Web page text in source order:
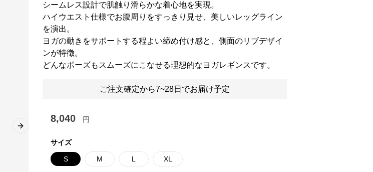
Next slide
シームレス設計で肌触り滑らかな着心地を実現。
ハイウエスト仕様でお腹周りをすっきり見せ、美しいレッグライン
を演出。
ヨガの動きをサポートする程よい締め付け感と、側面のリブデザイ
ンが特徴。
どんなポーズもスムーズにこなせる理想的なヨガレギンスです。
ご注文確定から7~28日でお届け予定
8,040 円
サイズ
S M L XL